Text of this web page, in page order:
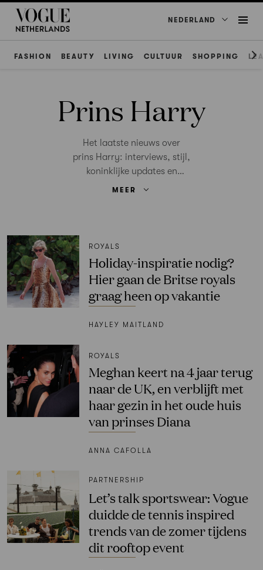
NEDERLAND
FASHION BEAUTY LIVING CULTUUR SHOPPING
Prins Harry
Het laatste nieuws over
prins Harry: interviews, stijl,
koninklijke updates en
culturele verhalen. Lees
MEER
ROYALS
Holiday-inspiratie nodig?
Hier gaan de Britse royals
graag heen op vakantie
HAYLEY MAITLAND
ROYALS
Meghan keert na 4 jaar terug
naar de UK, en verblijft met
haar gezin in het oude huis
van prinses Diana
ANNA CAFOLLA
PARTNERSHIP
Let’s talk sportswear: Vogue
duidde de tennis inspired
trends van de zomer tijdens
dit rooftop event